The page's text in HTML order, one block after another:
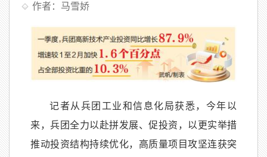
作者：马雪娇
记者从兵团工业和信息化局获悉，今年以
来，兵团全力以赴拼发展、促投资，以更实举措
推动投资结构持续优化，高质量项目攻坚连获突